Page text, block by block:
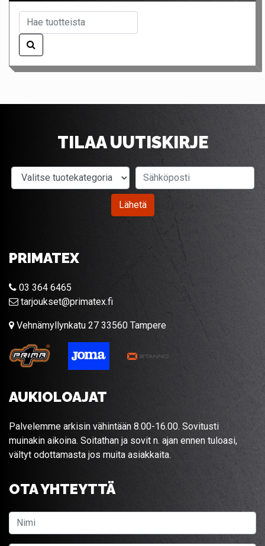
TILAA UUTISKIRJE
Valitse tuotekategoria
Lähetä
PRIMATEX
03 364 6465
tarjoukset@primatex.fi
Vehnämyllynkatu 27 33560 Tampere
AUKIOLOAJAT
Palvelemme arkisin vähintään 8.00-16.00. Sovitusti
muinakin aikoina. Soitathan ja sovit n. ajan ennen tuloasi,
vältyt odottamasta jos muita asiakkaita.
OTA YHTEYTTÄ